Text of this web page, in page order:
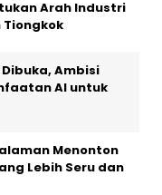
Arah Industri
Tiongkok
Ambisi
AI untuk
Menonton
Lebih Seru dan